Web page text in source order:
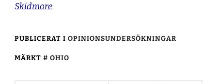
Skidmore
PUBLICERAT I OPINIONSUNDERSÖKNINGAR
MÄRKT OHIO